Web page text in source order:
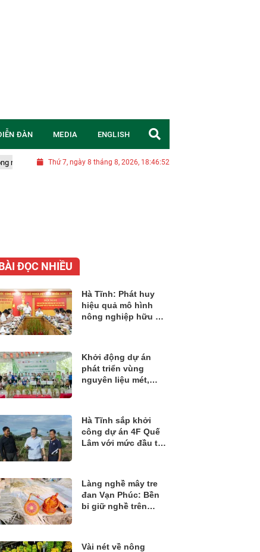
Nghị quyết 20-NQ/TW: Chuyển đổi tư duy, đặt mục tiêu chiến
Thứ 7, ngày 8 tháng 8, 2026, 18:46:53
ĐÀN MEDIA ENGLISH
ĐỌC NHIỀU
Hà Tĩnh: Phát huy
hiệu quả mô hình
nông nghiệp hữu cơ
Khởi động dự án
phát triển vùng
nguyên liệu mét,
Hà Tĩnh sắp khởi
công dự án 4F Quế
Lâm với mức đầu tư
Làng nghề mây tre
đan Vạn Phúc: Bền
bỉ giữ nghề trên
Vài nét về nông